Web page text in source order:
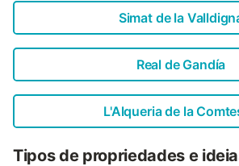
Simat de la
Real de Gandía
L'Alqueria de la
Tipos de propriedades e